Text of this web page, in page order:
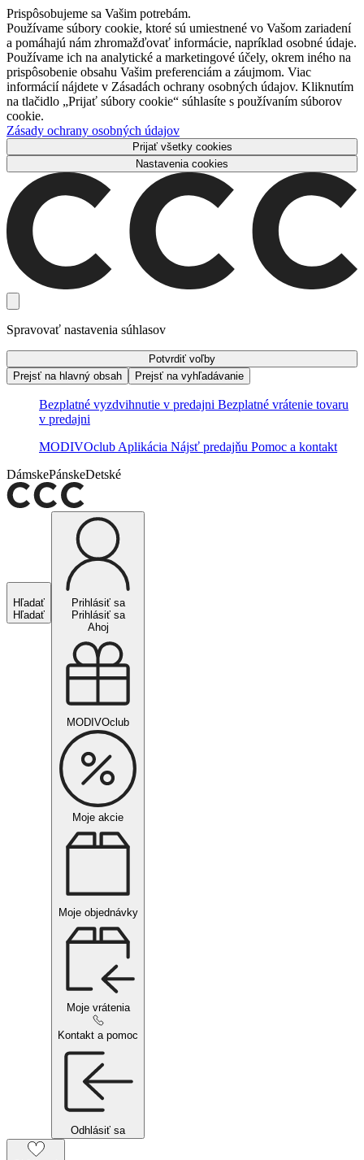
Prispôsobujeme sa Vašim potrebám.
Používame súbory cookie, ktoré sú umiestnené vo Vašom zariadení
a pomáhajú nám zhromažďovať informácie, napríklad osobné údaje.
Používame ich na analytické a marketingové účely, okrem iného na
prispôsobenie obsahu Vašim preferenciám a záujmom. Viac
informácií nájdete v Zásadách ochrany osobných údajov. Kliknutím
na tlačidlo „Prijať súbory cookie“ súhlasíte s používaním súborov
cookie.
Zásady ochrany osobných údajov
Prijať všetky cookies
Nastavenia cookies
Spravovať nastavenia súhlasov
Potvrdiť voľby
Prejsť na hlavný obsah
Prejsť na vyhľadávanie
Bezplatné vyzdvihnutie v predajni Bezplatné vrátenie tovaru
v predajni
MODIVOclub Aplikácia Nájsť predajňu Pomoc a kontakt
DámskePánskeDetské
Hľadať
Hľadať
Prihlásiť sa
Prihlásiť sa
Ahoj
MODIVOclub
Moje akcie
Moje objednávky
Moje vrátenia
Kontakt a pomoc
Odhlásiť sa